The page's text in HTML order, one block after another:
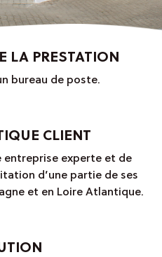
LA PRESTATION
bureau de poste.
CLIENT
entreprise experte et de
d’une partie de ses
et en Loire Atlantique.